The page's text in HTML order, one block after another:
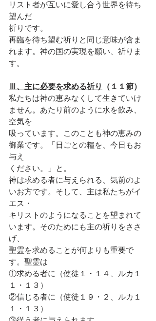
リスト者が互いに愛し合う世界を待ち
望んだ
祈りです。
再臨を待ち望む祈りと同じ意味が含ま
れます。神の国の実現を願い、祈りま
す。
Ⅲ、主に必要を求める祈り
（１１節）
私たちは神の恵みなくして生きていけ
ません。あたり前のように水を飲み、
空気を
吸っています。このことも神の恵みの
御業です。「日ごとの糧を、今日もお
与え
ください。」と。
神は求める者に与えられる、気前のよ
いお方です。そして、主は私たちがイ
エス・
キリストのようになることを望まれて
います。そのためにも主の祈りをささ
げ、
聖霊を求めることが何よりも重要で
す。聖霊は
①求める者に（使徒１・１４、ルカ１
１・１３）
②信じる者に（使徒１９・２、ルカ１
１・１３）